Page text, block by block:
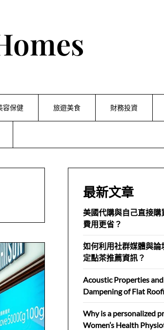
容保健 旅遊美食 財務投資
最新文章
美國代購與自己直接購
費用更省？
如何利用社群媒體與論
定點茶推薦資訊？
Acoustic Properties
Dampening of Flat
Why is a personalized
Women’s Health